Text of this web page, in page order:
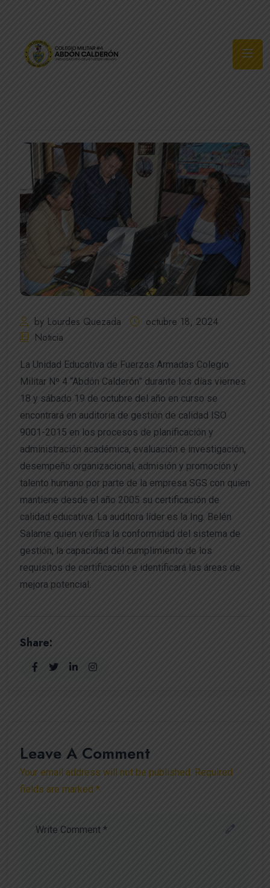
by Lourdes Quezada
octubre 18, 2024
Noticia
La Unidad Educativa de Fuerzas Armadas Colegio
Militar Nº 4 “Abdón Calderón” durante los días viernes
18 y sábado 19 de octubre del año en curso se
encontrará en auditoria de gestión de calidad ISO
9001-2015 en los procesos de planificación y
administración académica, evaluación e investigación,
desempeño organizacional, admisión y promoción y
talento humano por parte de la empresa SGS con quien
mantiene desde el año 2005 su certificación de
calidad educativa. La auditora líder es la Ing. Belén
Salame quien verifica la conformidad del sistema de
gestión, la capacidad del cumplimiento de los
requisitos de certificación e identificará las áreas de
mejora potencial.
Share:
Leave A Comment
Your email address will not be published. Required
fields are marked *